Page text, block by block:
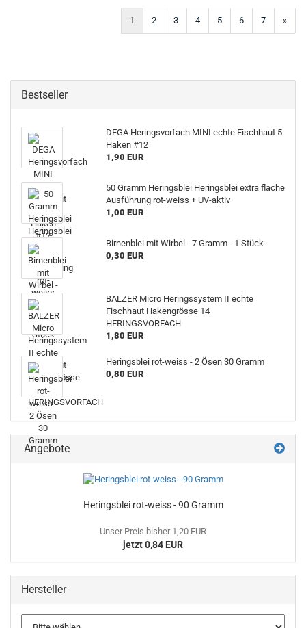
1 2 3 4 5 6 7 »
Bestseller
DEGA Heringsvorfach MINI echte Fischhaut 5
Haken #12
1,90 EUR
50 Gramm Heringsblei Heringsblei extra flache
Ausführung rot-weiss + UV-aktiv
1,00 EUR
Birnenblei mit Wirbel - 7 Gramm - 1 Stück
0,30 EUR
BALZER Micro Heringssystem II echte
Fischhaut Hakengrösse 14
HERINGSVORFACH
1,80 EUR
Heringsblei rot-weiss - 2 Ösen 30 Gramm
0,80 EUR
Angebote
Heringsblei rot-weiss - 90 Gramm
Unser Preis bisher 1,20 EUR
jetzt 0,84 EUR
Hersteller